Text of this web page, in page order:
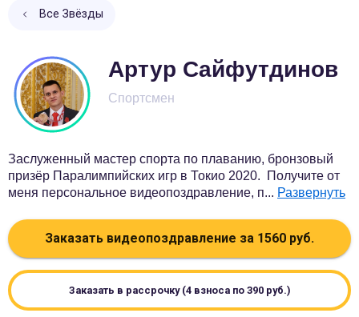
Все Звёзды
Артур Сайфутдинов
Спортсмен
Заслуженный мастер спорта по плаванию, бронзовый
призёр Паралимпийских игр в Токио 2020. Получите от
меня персональное видеопоздравление, п... Развернуть
Заказать видеопоздравление за 1560 руб.
Заказать в рассрочку (4 взноса по 390руб.)